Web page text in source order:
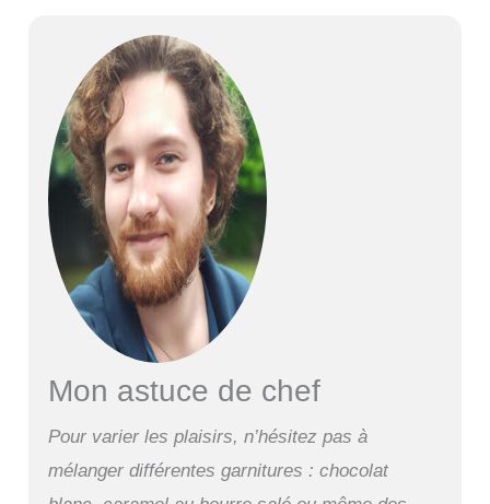
Mon astuce de chef
Pour varier les plaisirs, n’hésitez pas à
mélanger différentes garnitures : chocolat